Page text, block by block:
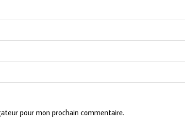
pour mon prochain commentaire.